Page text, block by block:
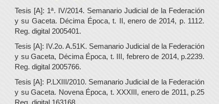
Tesis [A]: 1ª. IV/2014. Semanario Judicial de la Federación
y su Gaceta. Décima Época, t. II, enero de 2014, p. 1112.
Reg. digital 2005401.
Tesis [A]: IV.2o. A.51K. Semanario Judicial de la Federación
y su Gaceta, Décima Época, t. III, febrero de 2014, p.2239.
Reg. digital 2005766.
Tesis [A]: P.LXIII/2010. Semanario Judicial de la Federación
y su Gaceta. Novena Época, t. XXXIII, enero de 2011, p.25
Reg. digital 163168